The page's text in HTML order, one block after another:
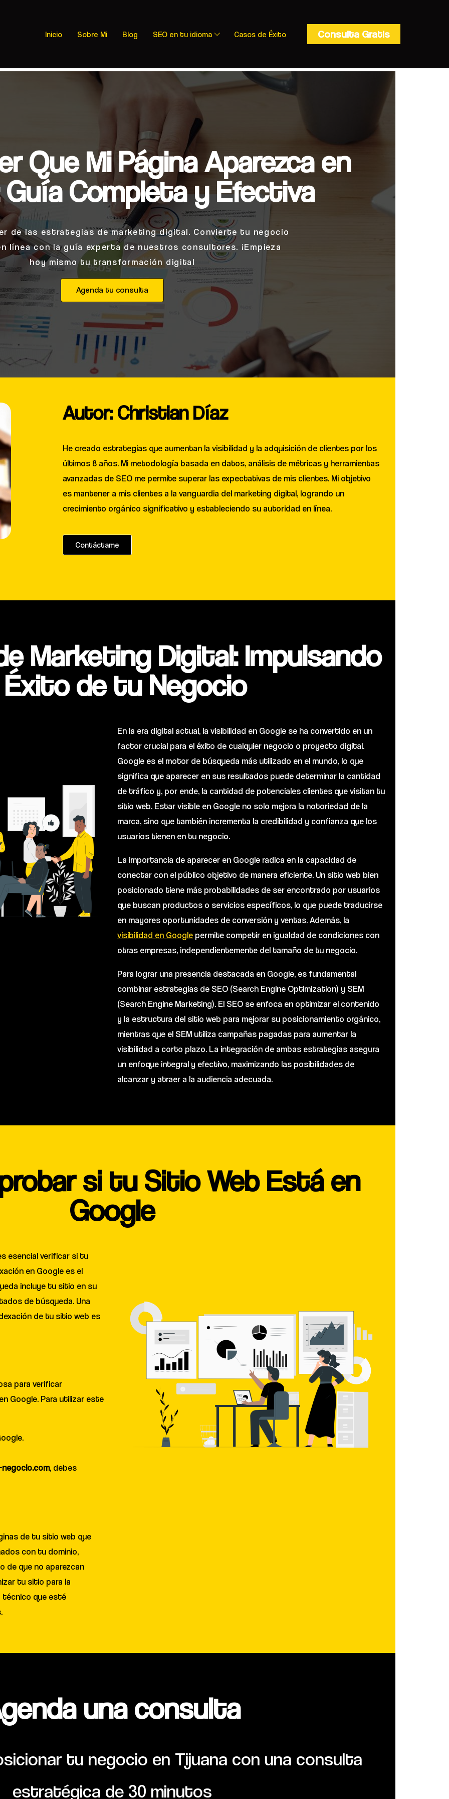
Inicio Sobre Mi Blog SEO en tu idioma Casos de Éxito Consulta Gratis
Que Mi Página Aparezca en
Guía Completa y Efectiva
de las estrategias de marketing digital. Convierte tu negocio
línea con la guía experta de nuestros consultores. ¡Empieza
hoy mismo tu transformación digital
Agenda tu consulta
Autor: Christian Díaz
He creado estrategias que aumentan la visibilidad y la adquisición de clientes por los
últimos 8 años. Mi metodología basada en datos, análisis de métricas y herramientas
avanzadas de SEO me permite superar las expectativas de mis clientes. Mi objetivo
es mantener a mis clientes a la vanguardia del marketing digital, logrando un
crecimiento orgánico significativo y estableciendo su autoridad en línea.
Contáctame
Marketing Digital: Impulsando
de tu Negocio
En la era digital actual, la visibilidad en Google se ha convertido en un
factor crucial para el éxito de cualquier negocio o proyecto digital.
Google es el motor de búsqueda más utilizado en el mundo, lo que
significa que aparecer en sus resultados puede determinar la cantidad
de tráfico y, por ende, la cantidad de potenciales clientes que visitan tu
sitio web. Estar visible en Google no solo mejora la notoriedad de la
marca, sino que también incrementa la credibilidad y confianza que los
usuarios tienen en tu negocio.
La importancia de aparecer en Google radica en la capacidad de
conectar con el público objetivo de manera eficiente. Un sitio web bien
posicionado tiene más probabilidades de ser encontrado por usuarios
que buscan productos o servicios específicos, lo que puede traducirse
en mayores oportunidades de conversión y ventas. Además, la
visibilidad en Google permite competir en igualdad de condiciones con
otras empresas, independientemente del tamaño de tu negocio.
Para lograr una presencia destacada en Google, es fundamental
combinar estrategias de SEO (Search Engine Optimization) y SEM
(Search Engine Marketing). El SEO se enfoca en optimizar el contenido
y la estructura del sitio web para mejorar su posicionamiento orgánico,
mientras que el SEM utiliza campañas pagadas para aumentar la
visibilidad a corto plazo. La integración de ambas estrategias asegura
un enfoque integral y efectivo, maximizando las posibilidades de
alcanzar y atraer a la audiencia adecuada.
si tu Sitio Web Está en
Google
esencial verificar si tu
en Google es el
incluye tu sitio en su
de búsqueda. Una
de tu sitio web es
para verificar
Google. Para utilizar este
negocio.com, debes
de tu sitio web que
con tu dominio,
de que no aparezcan
tu sitio para la
técnico que esté
una consulta​
tu negocio en Tijuana con una consulta
estratégica de 30 minutos